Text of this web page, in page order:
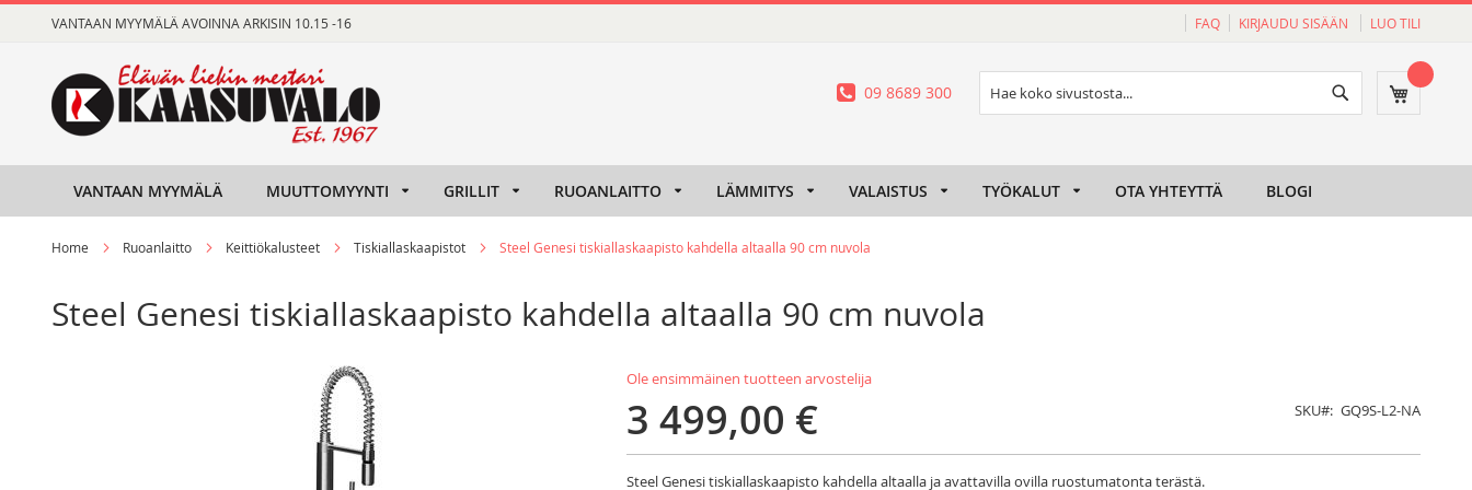
to
VANTAAN MYYMÄLÄ AVOINNA ARKISIN 10.15 -16 FAQ KIRJAUDU SISÄÄN LUO TILI
Ostoskori
Haku
09 8689 300
VANTAAN MYYMÄLÄ MUUTTOMYYNTI GRILLIT RUOANLAITTO LÄMMITYS VALAISTUS TYÖKALUT OTA YHTEYTTÄ BLOGI
Home Ruoanlaitto Keittiökalusteet Tiskiallaskaapistot Steel Genesi tiskiallaskaapisto kahdella altaalla 90 cm nuvola
Steel Genesi tiskiallaskaapisto kahdella altaalla 90 cm nuvola
Ole ensimmäinen tuotteen arvostelija
3 499,00 € SKU GQ9S-L2-NA
Steel Genesi tiskiallaskaapisto kahdella altaalla ja avattavilla ovilla ruostumatonta terästä.